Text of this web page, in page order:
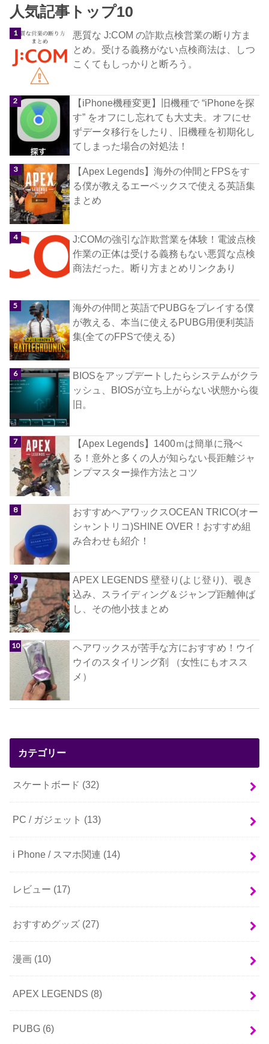
人気記事トップ10
悪質な J:COM の詐欺点検営業の断り方ま
とめ。受ける義務がない点検商法は、しつ
こくてもしっかりと断ろう。
【iPhone機種変更】旧機種で “iPhoneを探
す” をオフにし忘れても大丈夫。オフにせ
ずデータ移行をしたり、旧機種を初期化し
てしまった場合の対処法！
【Apex Legends】海外の仲間とFPSをす
る僕が教えるエーペックスで使える英語集
まとめ
J:COMの強引な詐欺営業を体験！電波点検
作業の正体は受ける義務もない悪質な点検
商法だった。断り方まとめリンクあり
海外の仲間と英語でPUBGをプレイする僕
が教える、本当に使えるPUBG用便利英語
集(全てのFPSで使える)
BIOSをアップデートしたらシステムがクラ
ッシュ、BIOSが立ち上がらない状態から復
旧。
【Apex Legends】1400ｍは簡単に飛べ
る！意外と多くの人が知らない長距離ジャ
ンプマスター操作方法とコツ
おすすめヘアワックスOCEAN TRICO(オー
シャントリコ)SHINE OVER！おすすめ組
み合わせも紹介！
APEX LEGENDS 壁登り(よじ登り)、覗き
込み、スライディング＆ジャンプ距離伸ば
し、その他小技まとめ
ヘアワックスが苦手な方におすすめ！ウイ
ウイのスタイリング剤 （女性にもオスス
メ）
カテゴリー
スケートボード (32)
PC / ガジェット (13)
i Phone / スマホ関連 (14)
レビュー (17)
おすすめグッズ (27)
漫画 (10)
APEX LEGENDS (8)
PUBG (6)